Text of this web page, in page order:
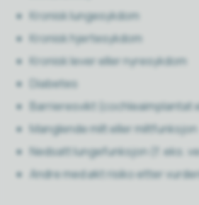
Kronisk lungesykdom
Kronisk hjertesykdom
Kronisk lever eller nyresykdom
Diabetes
Barrieresvikt (cochleaimplantat
Manglende milt eller miltfunksjon
Nedsatt lungefunksjon (f. eks.
Andre med økt risiko etter